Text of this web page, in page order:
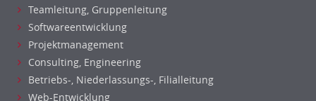
Teamleitung, Gruppenleitung
Softwareentwicklung
Projektmanagement
Consulting, Engineering
Betriebs-, Niederlassungs-, Filialleitung
Web-Entwicklung